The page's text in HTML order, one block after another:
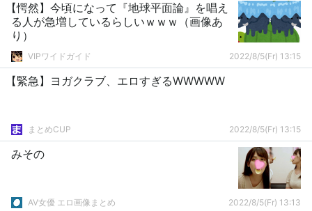
【愕然】今頃になって『地球平面論』を唱え
る人が急増しているらしいｗｗｗ（画像あ
り）
VIPワイドガイド 2022/8/5(Fr) 13:15
【緊急】ヨガクラブ、エロすぎるWWWWW
まとめCUP 2022/8/5(Fr) 13:15
みその
AV女優 エロ画像まとめ 2022/8/5(Fr) 13:13